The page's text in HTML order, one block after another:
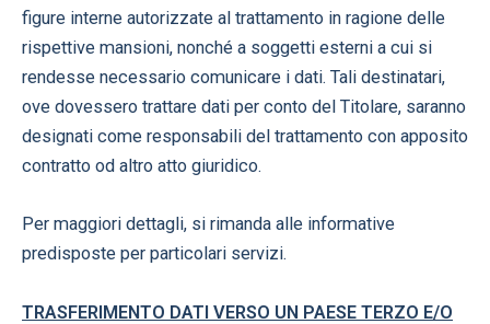
figure interne autorizzate al trattamento in ragione delle
rispettive mansioni, nonché a soggetti esterni a cui si
rendesse necessario comunicare i dati. Tali destinatari,
ove dovessero trattare dati per conto del Titolare, saranno
designati come responsabili del trattamento con apposito
contratto od altro atto giuridico.
Per maggiori dettagli, si rimanda alle informative
predisposte per particolari servizi.
TRASFERIMENTO DATI VERSO UN PAESE TERZO E/O